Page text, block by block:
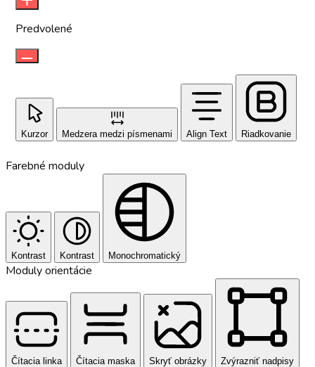
Predvolené
Kurzor Medzera medzi písmenami Align Text Riadkovanie
Farebné moduly
Kontrast Kontrast Monochromatický
Moduly orientácie
Čítacia linka Čítacia maska Skryť obrázky Zvýrazniť nadpisy